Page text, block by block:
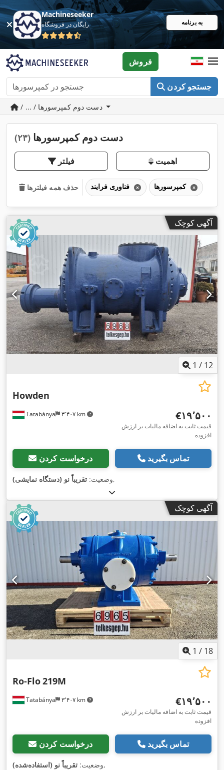
Machineseeker
رایگان در فروشگاه به برنامه
جستجو کردن
فروش
/ ... / دست دوم کمپرسورها
دست دوم کمپرسورها (۲۳)
فیلتر اهمیت
حذف همه فیلترها کمپرسورها
آگهی کوچک
1 / 12
Tatabánya ۳٬۴۰۷ km
Howden
‎€۱۹٬۵۰۰
قیمت ثابت به اضافه مالیات بر ارزش
افزوده
درخواست کردن تماس بگیرید
وضعیت: تقریباً نو (دستگاه نمایشی) ,
آگهی کوچک
1 / 18
Tatabánya ۳٬۴۰۷ km
Ro-Flo219M
‎€۱۹٬۵۰۰
قیمت ثابت به اضافه مالیات بر ارزش
افزوده
درخواست کردن تماس بگیرید
وضعیت: تقریباً نو (استفاده‌شده) ,